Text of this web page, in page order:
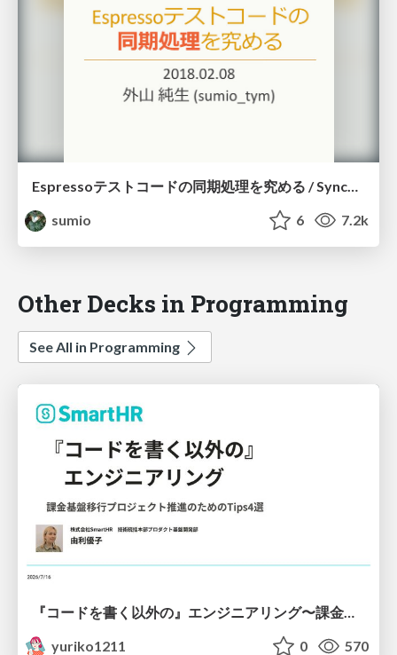
Espressoテストコードの同期処理を究める / Synchronization capabilities of Espresso
sumio
6 7.2k
Other Decks in Programming
See All in Programming
yuriko1211
0 570